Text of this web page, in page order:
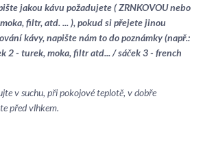
jakou kávu požadujete ( ZRNKOVOU nebo
filtr, atd. ... ), pokud si přejete jinou
kávy, napište nám to do poznámky (např.:
2 - turek, moka, filtr atd... / sáček 3 - french
v suchu, při pokojové teplotě, v dobře
před vlhkem.